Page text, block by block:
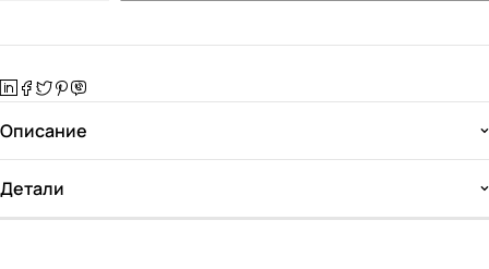
Описание
Детали